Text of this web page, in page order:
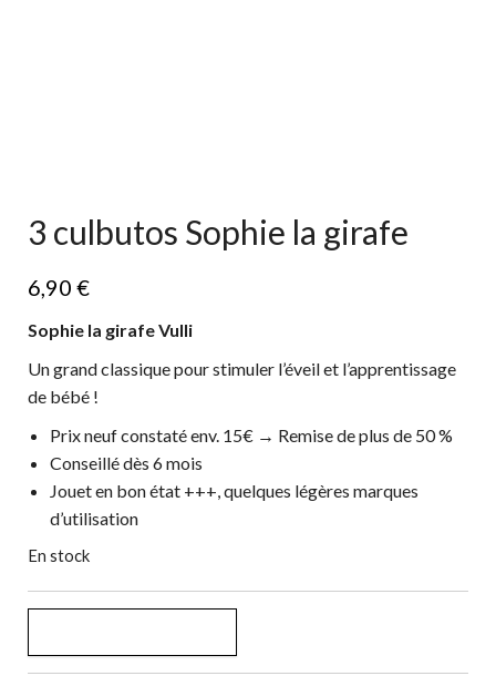
3 culbutos Sophie la girafe
6,90 €
Sophie la girafe Vulli
Un grand classique pour stimuler l’éveil et l’apprentissage
de bébé !
Prix neuf constaté env. 15€ → Remise de plus de 50 %
Conseillé dès 6 mois
Jouet en bon état +++, quelques légères marques
d’utilisation
En stock